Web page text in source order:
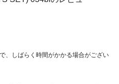
、しばらく時間がかかる場合がござい